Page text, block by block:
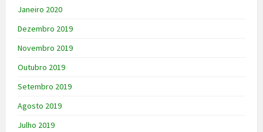
Janeiro 2020
Dezembro 2019
Novembro 2019
Outubro 2019
Setembro 2019
Agosto 2019
Julho 2019